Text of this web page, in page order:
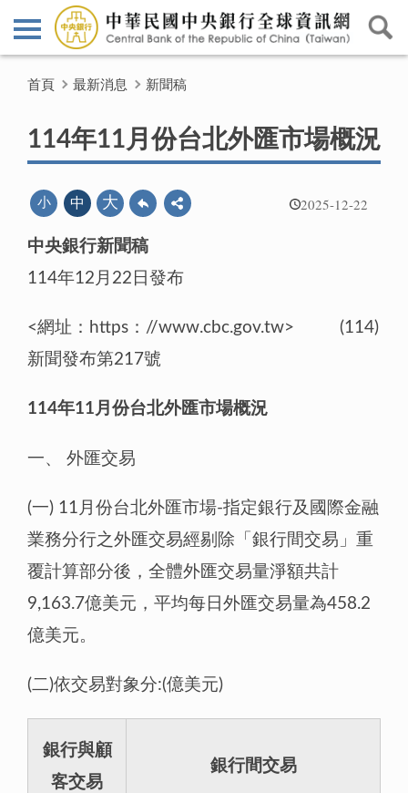
首頁 最新消息 新聞稿
114年11月份台北外匯市場概況
2025-12-22
小 中 大
中央銀行新聞稿
114年12月22日發布
<網址：https：//www.cbc.gov.tw> (114)
新聞發布第217號
114年11月份台北外匯市場概況
一、 外匯交易
(一) 11月份台北外匯市場-指定銀行及國際金融
業務分行之外匯交易經剔除「銀行間交易」重
覆計算部分後，全體外匯交易量淨額共計
9,163.7億美元，平均每日外匯交易量為458.2
億美元。
(二)依交易對象分:(億美元)
銀行與顧
客交易
銀行間交易